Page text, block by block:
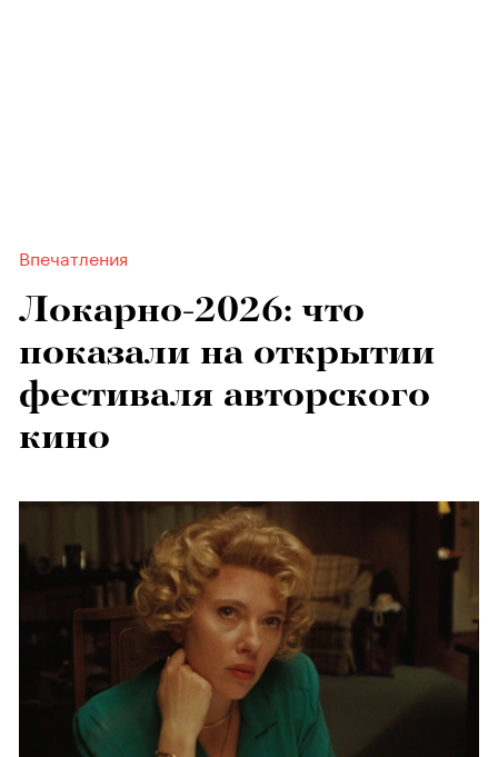
Впечатления
Локарно-2026: что
показали на открытии
фестиваля авторского
кино